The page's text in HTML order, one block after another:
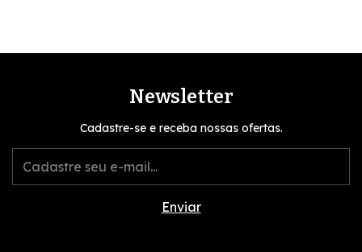
Newsletter
Cadastre-se e receba nossas ofertas.